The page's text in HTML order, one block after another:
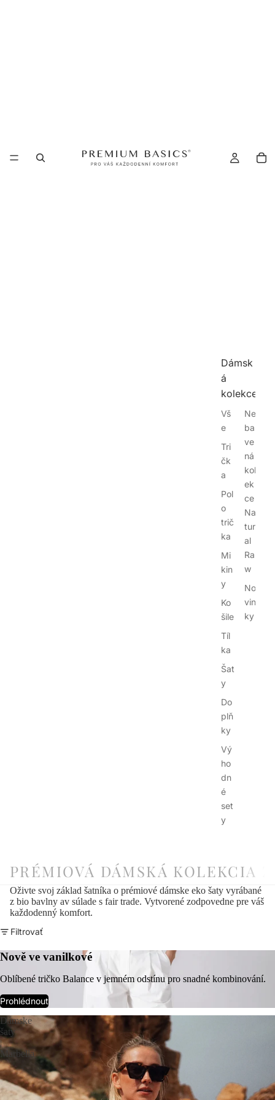
Dámsk
á
kolekce
Vš
e
Tri
čk
a
Pol
o
trič
ka
Mi
kin
y
Ko
šile
Tíl
ka
Šat
y
Do
plň
ky
Vý
ho
dn
é
set
y
Ne
bar
ve
ná
kol
ek
ce
Na
tur
al
Ra
w
No
vin
ky
PRÉMIOVÁ DÁMSKÁ KOLEKCIA
Oživte svoj základ šatníka o prémiové dámske eko šaty vyrábané
z bio bavlny av súlade s fair trade. Vytvorené zodpovedne pre váš
každodenný komfort.
Filtrovať
Nově ve vanilkové
Oblíbené tričko Balance v jemném odstínu pro snadné kombinování.
Prohlédnout
Dámske
šaty
|
Marbella